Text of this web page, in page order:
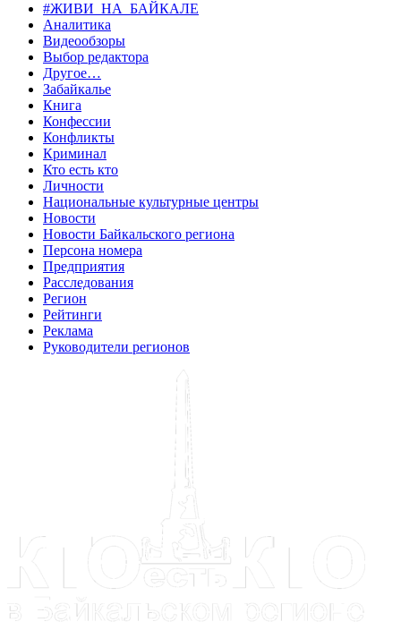
#ЖИВИ_НА_БАЙКАЛЕ
Аналитика
Видеообзоры
Выбор редактора
Другое…
Забайкалье
Книга
Конфессии
Конфликты
Криминал
Кто есть кто
Личности
Национальные культурные центры
Новости
Новости Байкальского региона
Персона номера
Предприятия
Расследования
Регион
Рейтинги
Реклама
Руководители регионов